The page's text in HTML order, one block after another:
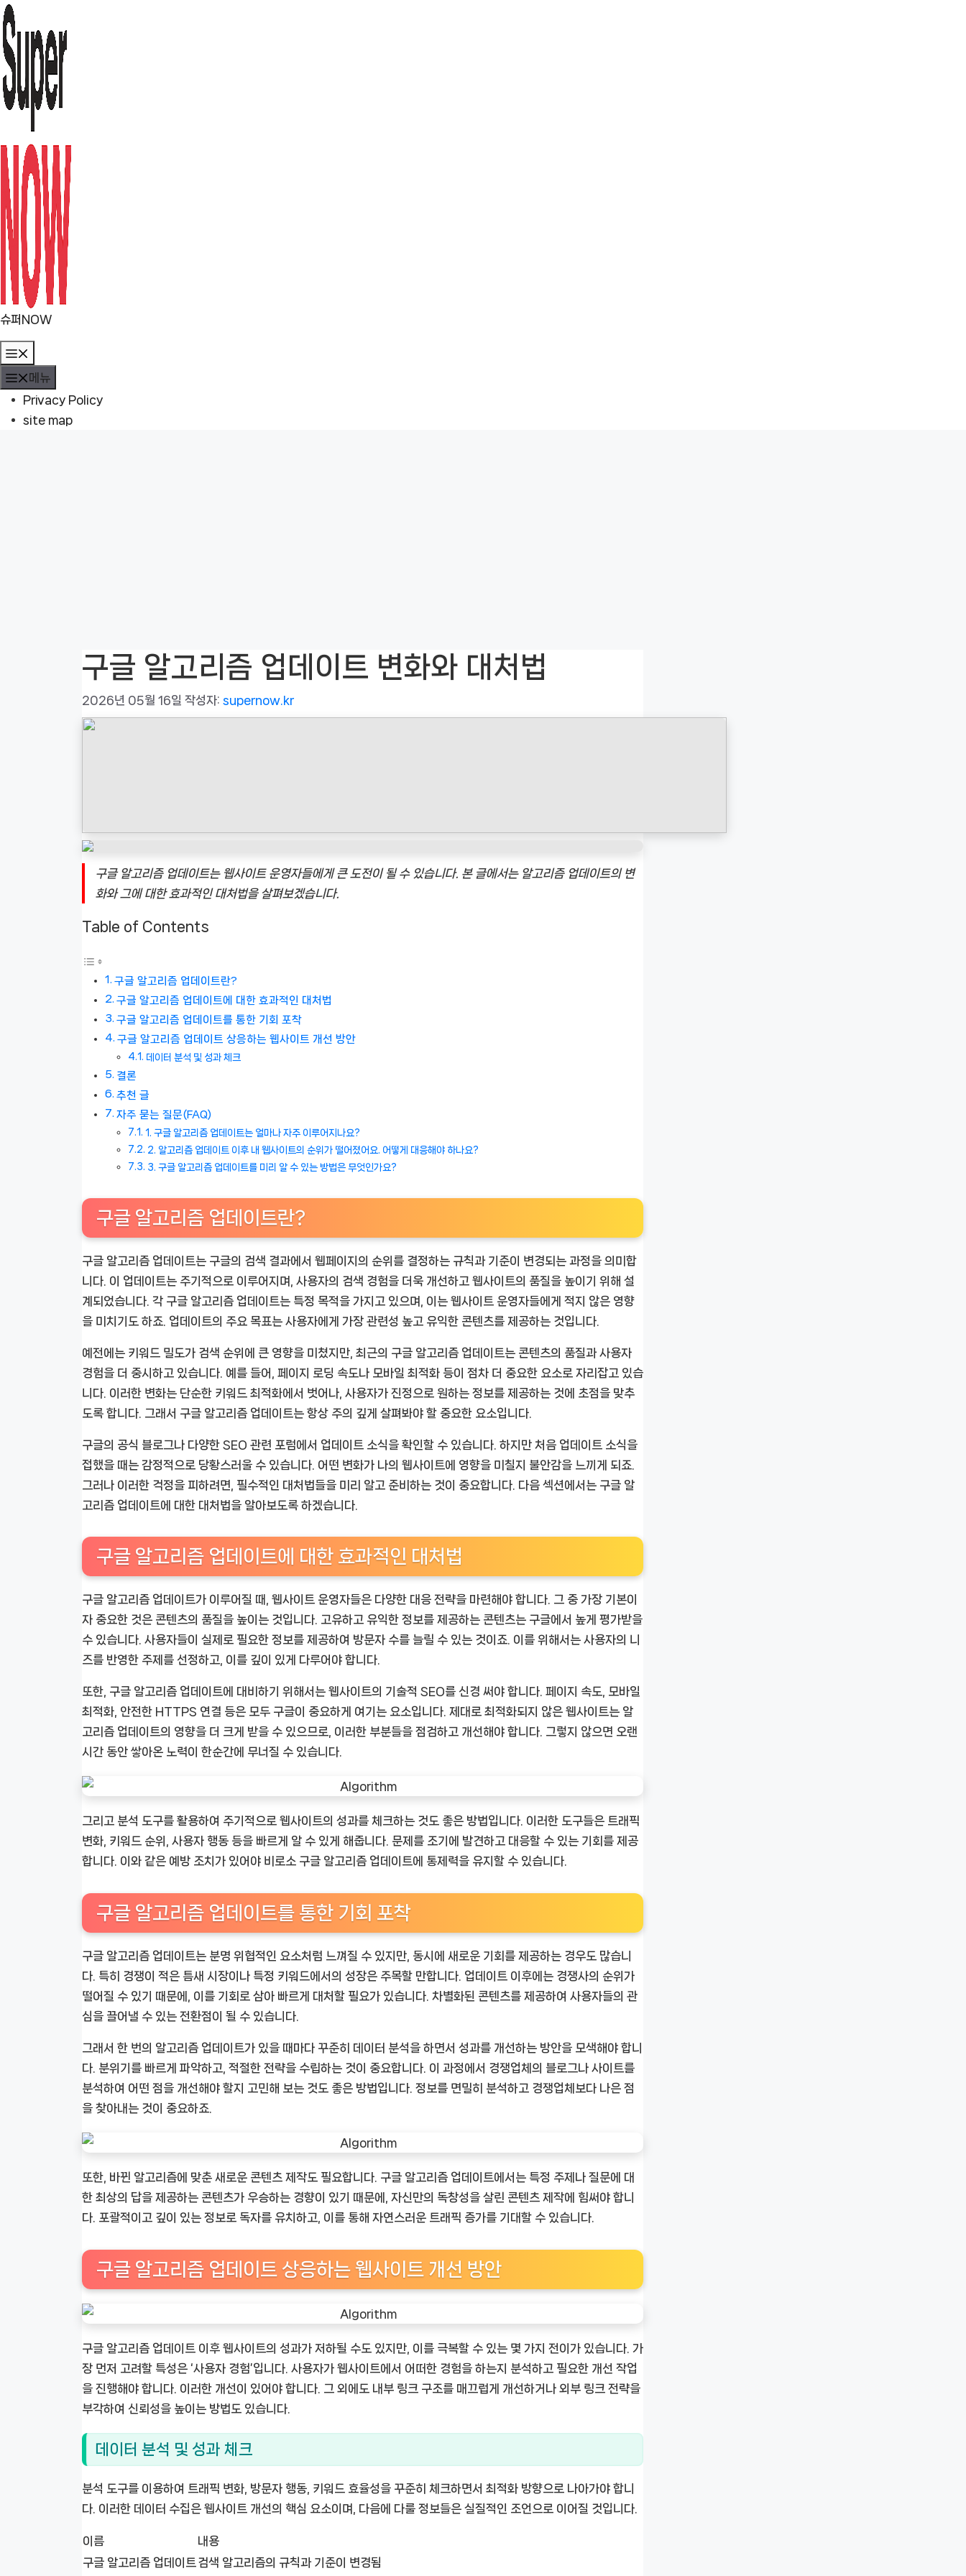
컨
텐
츠
로
건
너
기
슈퍼NOW
뉴
메뉴
Privacy Policy
site map
구글 알고리즘 업데이트 변화와 대처법
2026년 05월 16일 작성자: supernow.kr
구글 알고리즘 업데이트는 웹사이트 운영자들에게 큰 도전이 될 수 있습니다. 본 글에서는 알고리즘 업데이트의 변
화와 그에 대한 효과적인 대처법을 살펴보겠습니다.
Table of Contents
구글 알고리즘 업데이트란?
구글 알고리즘 업데이트에 대한 효과적인 대처법
구글 알고리즘 업데이트를 통한 기회 포착
구글 알고리즘 업데이트 상응하는 웹사이트 개선 방안
데이터 분석 및 성과 체크
결론
추천 글
자주 묻는 질문(FAQ)
1. 구글 알고리즘 업데이트는 얼마나 자주 이루어지나요?
2. 알고리즘 업데이트 이후 내 웹사이트의 순위가 떨어졌어요. 어떻게 대응해야 하나요?
3. 구글 알고리즘 업데이트를 미리 알 수 있는 방법은 무엇인가요?
구글 알고리즘 업데이트란?
구글 알고리즘 업데이트는 구글의 검색 결과에서 웹페이지의 순위를 결정하는 규칙과 기준이 변경되는 과정을 의미합
니다. 이 업데이트는 주기적으로 이루어지며, 사용자의 검색 경험을 더욱 개선하고 웹사이트의 품질을 높이기 위해 설
계되었습니다. 각 구글 알고리즘 업데이트는 특정 목적을 가지고 있으며, 이는 웹사이트 운영자들에게 적지 않은 영향
을 미치기도 하죠. 업데이트의 주요 목표는 사용자에게 가장 관련성 높고 유익한 콘텐츠를 제공하는 것입니다.
예전에는 키워드 밀도가 검색 순위에 큰 영향을 미쳤지만, 최근의 구글 알고리즘 업데이트는 콘텐츠의 품질과 사용자
경험을 더 중시하고 있습니다. 예를 들어, 페이지 로딩 속도나 모바일 최적화 등이 점차 더 중요한 요소로 자리잡고 있습
니다. 이러한 변화는 단순한 키워드 최적화에서 벗어나, 사용자가 진정으로 원하는 정보를 제공하는 것에 초점을 맞추
도록 합니다. 그래서 구글 알고리즘 업데이트는 항상 주의 깊게 살펴봐야 할 중요한 요소입니다.
구글의 공식 블로그나 다양한 SEO 관련 포럼에서 업데이트 소식을 확인할 수 있습니다. 하지만 처음 업데이트 소식을
접했을 때는 감정적으로 당황스러울 수 있습니다. 어떤 변화가 나의 웹사이트에 영향을 미칠지 불안감을 느끼게 되죠.
그러나 이러한 걱정을 피하려면, 필수적인 대처법들을 미리 알고 준비하는 것이 중요합니다. 다음 섹션에서는 구글 알
고리즘 업데이트에 대한 대처법을 알아보도록 하겠습니다.
구글 알고리즘 업데이트에 대한 효과적인 대처법
구글 알고리즘 업데이트가 이루어질 때, 웹사이트 운영자들은 다양한 대응 전략을 마련해야 합니다. 그 중 가장 기본이
자 중요한 것은 콘텐츠의 품질을 높이는 것입니다. 고유하고 유익한 정보를 제공하는 콘텐츠는 구글에서 높게 평가받을
수 있습니다. 사용자들이 실제로 필요한 정보를 제공하여 방문자 수를 늘릴 수 있는 것이죠. 이를 위해서는 사용자의 니
즈를 반영한 주제를 선정하고, 이를 깊이 있게 다루어야 합니다.
또한, 구글 알고리즘 업데이트에 대비하기 위해서는 웹사이트의 기술적 SEO를 신경 써야 합니다. 페이지 속도, 모바일
최적화, 안전한 HTTPS 연결 등은 모두 구글이 중요하게 여기는 요소입니다. 제대로 최적화되지 않은 웹사이트는 알
고리즘 업데이트의 영향을 더 크게 받을 수 있으므로, 이러한 부분들을 점검하고 개선해야 합니다. 그렇지 않으면 오랜
시간 동안 쌓아온 노력이 한순간에 무너질 수 있습니다.
그리고 분석 도구를 활용하여 주기적으로 웹사이트의 성과를 체크하는 것도 좋은 방법입니다. 이러한 도구들은 트래픽
변화, 키워드 순위, 사용자 행동 등을 빠르게 알 수 있게 해줍니다. 문제를 조기에 발견하고 대응할 수 있는 기회를 제공
합니다. 이와 같은 예방 조치가 있어야 비로소 구글 알고리즘 업데이트에 통제력을 유지할 수 있습니다.
구글 알고리즘 업데이트를 통한 기회 포착
구글 알고리즘 업데이트는 분명 위협적인 요소처럼 느껴질 수 있지만, 동시에 새로운 기회를 제공하는 경우도 많습니
다. 특히 경쟁이 적은 틈새 시장이나 특정 키워드에서의 성장은 주목할 만합니다. 업데이트 이후에는 경쟁사의 순위가
떨어질 수 있기 때문에, 이를 기회로 삼아 빠르게 대처할 필요가 있습니다. 차별화된 콘텐츠를 제공하여 사용자들의 관
심을 끌어낼 수 있는 전환점이 될 수 있습니다.
그래서 한 번의 알고리즘 업데이트가 있을 때마다 꾸준히 데이터 분석을 하면서 성과를 개선하는 방안을 모색해야 합니
다. 분위기를 빠르게 파악하고, 적절한 전략을 수립하는 것이 중요합니다. 이 과정에서 경쟁업체의 블로그나 사이트를
분석하여 어떤 점을 개선해야 할지 고민해 보는 것도 좋은 방법입니다. 정보를 면밀히 분석하고 경쟁업체보다 나은 점
을 찾아내는 것이 중요하죠.
또한, 바뀐 알고리즘에 맞춘 새로운 콘텐츠 제작도 필요합니다. 구글 알고리즘 업데이트에서는 특정 주제나 질문에 대
한 최상의 답을 제공하는 콘텐츠가 우승하는 경향이 있기 때문에, 자신만의 독창성을 살린 콘텐츠 제작에 힘써야 합니
다. 포괄적이고 깊이 있는 정보로 독자를 유치하고, 이를 통해 자연스러운 트래픽 증가를 기대할 수 있습니다.
구글 알고리즘 업데이트 상응하는 웹사이트 개선 방안
구글 알고리즘 업데이트 이후 웹사이트의 성과가 저하될 수도 있지만, 이를 극복할 수 있는 몇 가지 전이가 있습니다. 가
장 먼저 고려할 특성은 ‘사용자 경험’입니다. 사용자가 웹사이트에서 어떠한 경험을 하는지 분석하고 필요한 개선 작업
을 진행해야 합니다. 이러한 개선이 있어야 합니다. 그 외에도 내부 링크 구조를 매끄럽게 개선하거나 외부 링크 전략을
부각하여 신뢰성을 높이는 방법도 있습니다.
데이터 분석 및 성과 체크
분석 도구를 이용하여 트래픽 변화, 방문자 행동, 키워드 효율성을 꾸준히 체크하면서 최적화 방향으로 나아가야 합니
다. 이러한 데이터 수집은 웹사이트 개선의 핵심 요소이며, 다음에 다룰 정보들은 실질적인 조언으로 이어질 것입니다.
이름
내용
구글 알고리즘 업데이트 검색 알고리즘의 규칙과 기준이 변경됨